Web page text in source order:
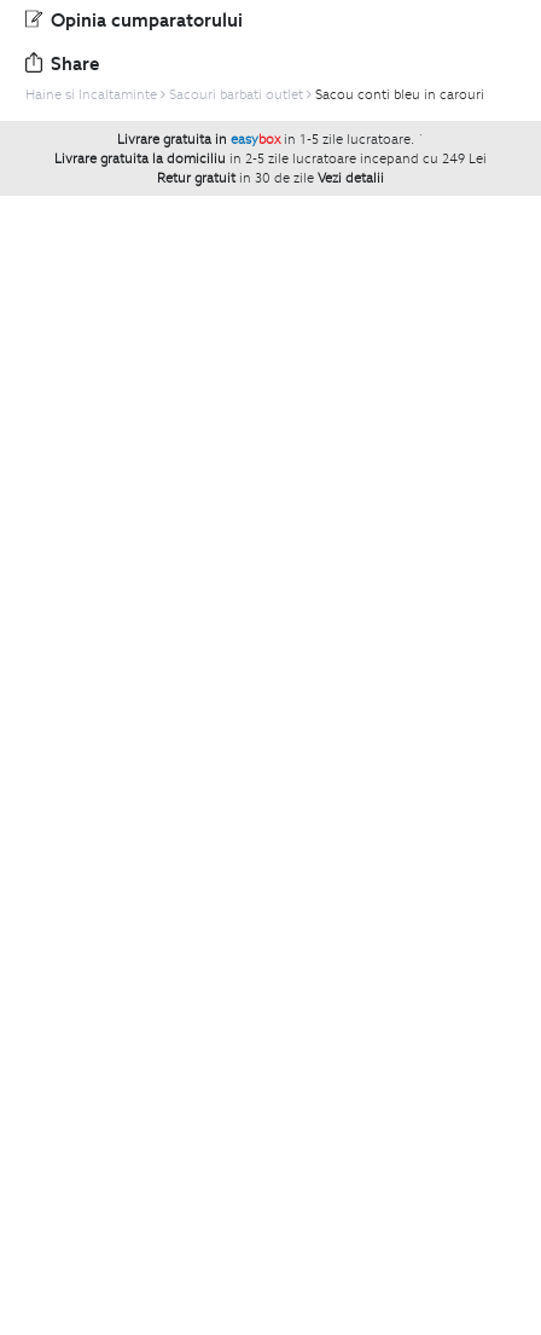
Opinia cumparatorului
Share
Haine si Incaltaminte Sacouri barbati outlet Sacou conti bleu in carouri
Livrare gratuita in easybox in 1-5 zile lucratoare. `
Livrare gratuita la domiciliu in 2-5 zile lucratoare incepand cu 249 Lei
Retur gratuit in 30 de zile Vezi detalii